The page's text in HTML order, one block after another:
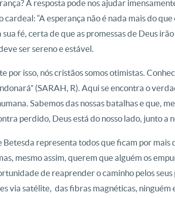
A resposta pode nos ajudar
cardeal: “A esperança não é nada mais do
sua fé, certa de que as promessas de Deus
ser sereno e estável.
por isso, nós cristãos somos otimistas.
(SARAH, R). Aqui se encontra o
Sabemos das nossas batalhas e que,
perdido, Deus está do nosso lado, junto a
Betesda representa todos que ficam por mais
mesmo assim, querem que alguém os
de reaprender o caminho pelos
via satélite, das fibras magnéticas, ninguém